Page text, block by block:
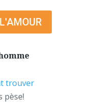
trouver
pèse!